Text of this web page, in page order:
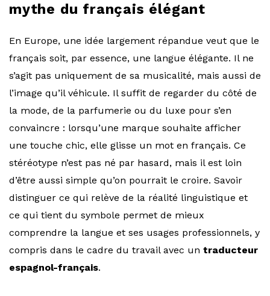
g
mythe du français élégant
En Europe, une idée largement répandue veut que le
français soit, par essence, une langue élégante. Il ne
s’agit pas uniquement de sa musicalité, mais aussi de
l’image qu’il véhicule. Il suffit de regarder du côté de
la mode, de la parfumerie ou du luxe pour s’en
convaincre : lorsqu’une marque souhaite afficher
une touche chic, elle glisse un mot en français. Ce
stéréotype n’est pas né par hasard, mais il est loin
d’être aussi simple qu’on pourrait le croire. Savoir
distinguer ce qui relève de la réalité linguistique et
ce qui tient du symbole permet de mieux
comprendre la langue et ses usages professionnels, y
compris dans le cadre du travail avec un traducteur
espagnol-français.